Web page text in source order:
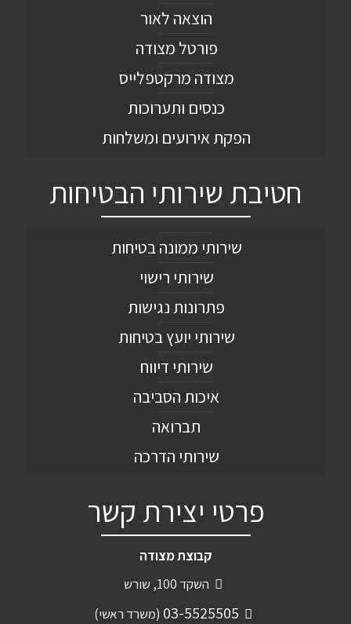
הוצאה לאור
פורטל מצודה
מצודה מרקטפלייס
כנסים ותערוכות
הפקת אירועים ומשלחות
חטיבת שירותי הבטיחות
שירותי ממונה בטיחות
שירותי רישוי
פתרונות נגישות
שירותי יועץ בטיחות
שירותי דיווח
איכות הסביבה
תברואה
שירותי הדרכה
פרטי יצירת קשר
קבוצת מצודה
השקד 100, שורש
03-5525505 (משרד ראשי)